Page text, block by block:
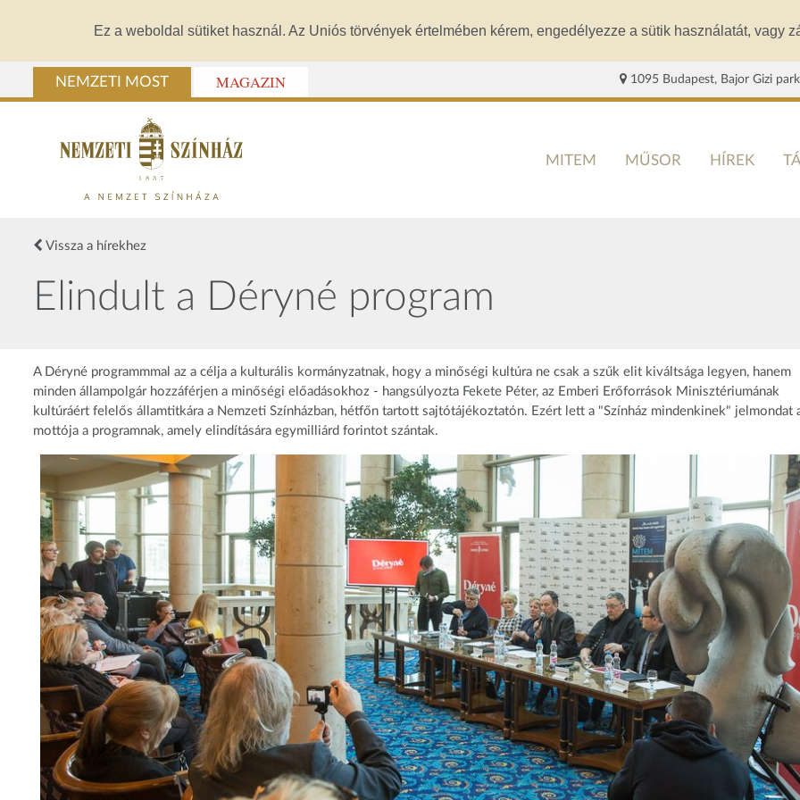
Ez a weboldal sütiket használ. Az Uniós törvények értelmében kérem, engedélyezze a sütik használatát, vagy
NEMZETI MOST MAGAZIN 1095 Budapest, Bajor Gizi
MITEM MŰSOR HÍREK
Vissza a hírekhez
Elindult a Déryné program
A Déryné programmmal az a célja a kulturális kormányzatnak, hogy a minőségi kultúra ne csak a szűk elit kiváltsága legyen, hanem
minden állampolgár hozzáférjen a minőségi előadásokhoz - hangsúlyozta Fekete Péter, az Emberi Erőforrások Minisztériumának
kultúráért felelős államtitkára a Nemzeti Színházban, hétfőn tartott sajtótájékoztatón. Ezért lett a "Színház mindenkinek" jelmondat
mottója a programnak, amely elindítására egymilliárd forintot szántak.